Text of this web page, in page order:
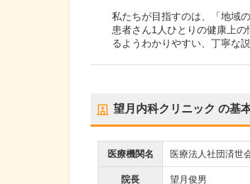
私たちが目指すのは、「地域
患者さん1人ひとりの健康上
るようわかりやすい、丁寧な
望月内科クリニック の基
医療機関名 医療法人社団済世
院長 望月俊男